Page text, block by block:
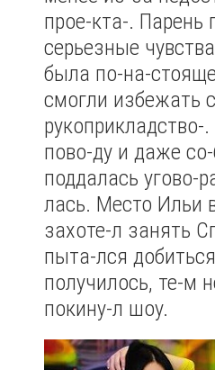
прое-кта-. Парень
серьезные
была по-на-
смогли избежать
пово-ду и даже
поддалась угово-
лась. Место Ильи
захоте-л занять
пыта-лся
получилось, те-м
покину-л шоу.